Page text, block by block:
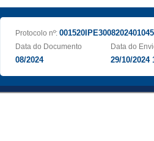
Protocolo nº:
Data do Documento
08/2024
Data do
29/10/2024